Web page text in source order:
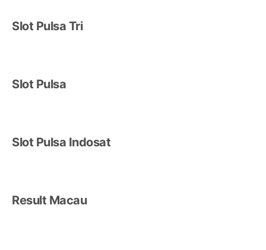
Slot Pulsa Tri
Slot Pulsa
Slot Pulsa Indosat
Result Macau